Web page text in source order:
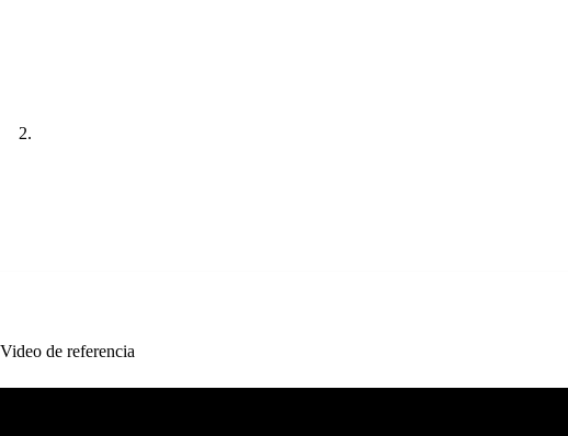
Video de referencia